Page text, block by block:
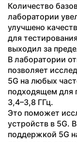
Количество
лаборатории
улучшено
для
выходил за
В лаборатории
позволяет
5G на любых
подходящем для
3,4–3,8 ГГц.
Это поможет
устройств в 5G.
поддержкой 5G